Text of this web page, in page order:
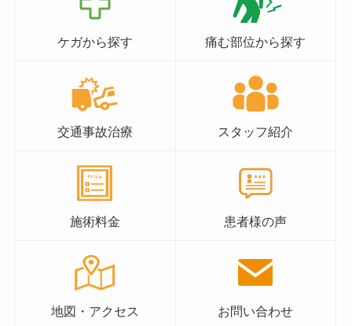
ケガから探す 痛む部位から探す
交通事故治療 スタッフ紹介
施術料金 患者様の声
地図・アクセス お問い合わせ